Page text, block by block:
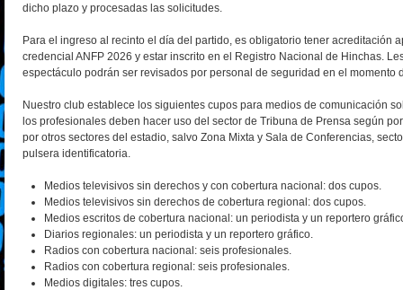
dicho plazo y procesadas las solicitudes.
Para el ingreso al recinto el día del partido, es obligatorio tener acreditación
credencial ANFP 2026 y estar inscrito en el Registro Nacional de Hinchas.
espectáculo podrán ser revisados por personal de seguridad en el momento
Nuestro club establece los siguientes cupos para medios de comunicación
los profesionales deben hacer uso del sector de Tribuna de Prensa según
por otros sectores del estadio, salvo Zona Mixta y Sala de Conferencias,
pulsera identificatoria.
Medios televisivos sin derechos y con cobertura nacional: dos cupos.
Medios televisivos sin derechos de cobertura regional: dos cupos.
Medios escritos de cobertura nacional: un periodista y un reportero
Diarios regionales: un periodista y un reportero gráfico.
Radios con cobertura nacional: seis profesionales.
Radios con cobertura regional: seis profesionales.
Medios digitales: tres cupos.